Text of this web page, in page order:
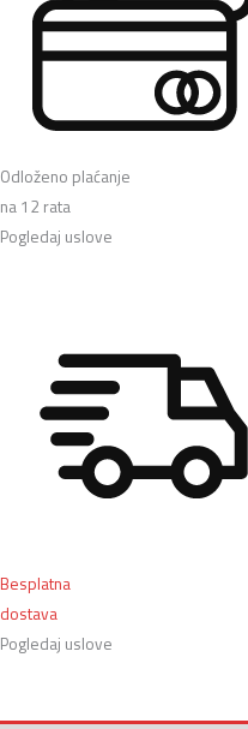
Odloženo plaćanje
na 12 rata
Pogledaj uslove
Besplatna
dostava
Pogledaj uslove